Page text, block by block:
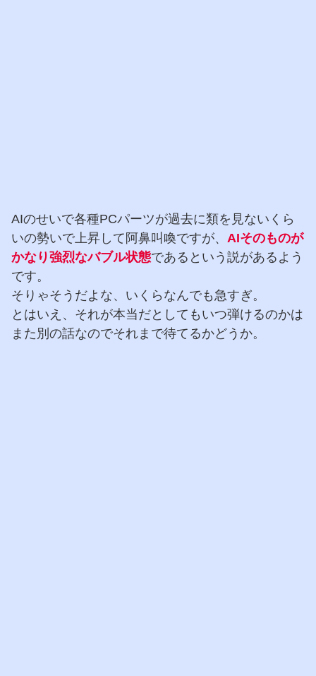
AIのせいで各種PCパーツが過去に類を見ないくら
いの勢いで上昇して阿鼻叫喚ですが、 AIそのものが
かなり強烈なバブル状態であるという説があるよう
です。
そりゃそうだよな、いくらなんでも急すぎ。
とはいえ、それが本当だとしてもいつ弾けるのかは
また別の話なのでそれまで待てるかどうか。